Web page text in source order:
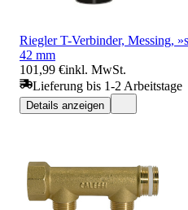
Riegler T-Verbinder, Messing,
42 mm
101,99 €inkl. MwSt.
Lieferung bis 1-2 Arbeitstage
Details anzeigen